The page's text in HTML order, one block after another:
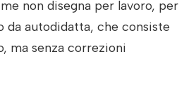
non disegna per lavoro, per
da autodidatta, che consiste
ma senza correzioni